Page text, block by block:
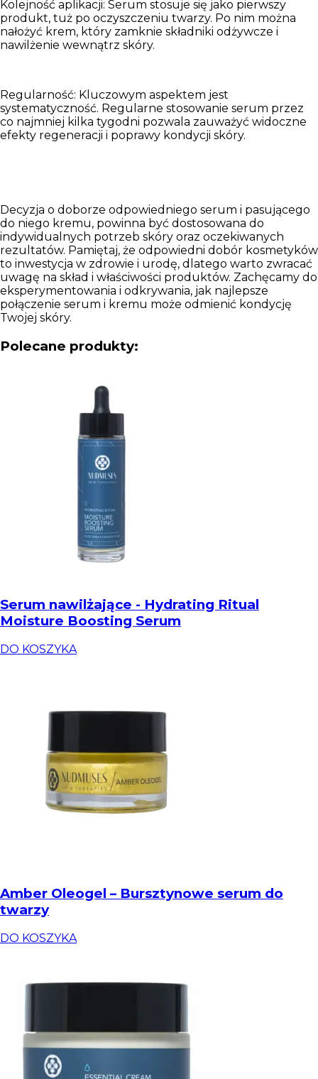
Kolejność aplikacji: Serum stosuje się jako pierwszy
produkt, tuż po oczyszczeniu twarzy. Po nim można
nałożyć krem, który zamknie składniki odżywcze i
nawilżenie wewnątrz skóry.
Regularność: Kluczowym aspektem jest
systematyczność. Regularne stosowanie serum przez
co najmniej kilka tygodni pozwala zauważyć widoczne
efekty regeneracji i poprawy kondycji skóry.
Decyzja o doborze odpowiedniego serum i pasującego
do niego kremu, powinna być dostosowana do
indywidualnych potrzeb skóry oraz oczekiwanych
rezultatów. Pamiętaj, że odpowiedni dobór kosmetyków
to inwestycja w zdrowie i urodę, dlatego warto zwracać
uwagę na skład i właściwości produktów. Zachęcamy do
eksperymentowania i odkrywania, jak najlepsze
połączenie serum i kremu może odmienić kondycję
Twojej skóry.
Polecane produkty:
Serum nawilżające - Hydrating Ritual
Moisture Boosting Serum
DO KOSZYKA
Amber Oleogel – Bursztynowe serum do
twarzy
DO KOSZYKA